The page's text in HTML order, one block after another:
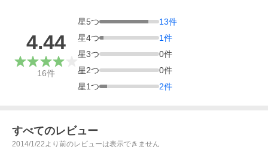
4.44
16件
星5つ 13件
星4つ 1件
星3つ 0件
星2つ 0件
星1つ 2件
すべてのレビュー
2014/1/22より前のレビューは表示できません